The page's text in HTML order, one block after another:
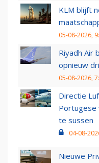
KLM blijft
05-08-2026,
Riyadh Air
opnieuw
05-08-2026,
Directie
Portugese
te sussen
04-08-
Nieuwe